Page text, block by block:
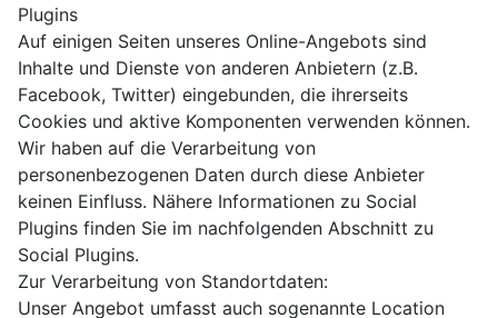
Plugins
Auf einigen Seiten unseres Online-Angebots sind
Inhalte und Dienste von anderen Anbietern (z.B.
Facebook, Twitter) eingebunden, die ihrerseits
Cookies und aktive Komponenten verwenden können.
Wir haben auf die Verarbeitung von
personenbezogenen Daten durch diese Anbieter
keinen Einfluss. Nähere Informationen zu Social
Plugins finden Sie im nachfolgenden Abschnitt zu
Social Plugins.
Zur Verarbeitung von Standortdaten:
Unser Angebot umfasst auch sogenannte Location